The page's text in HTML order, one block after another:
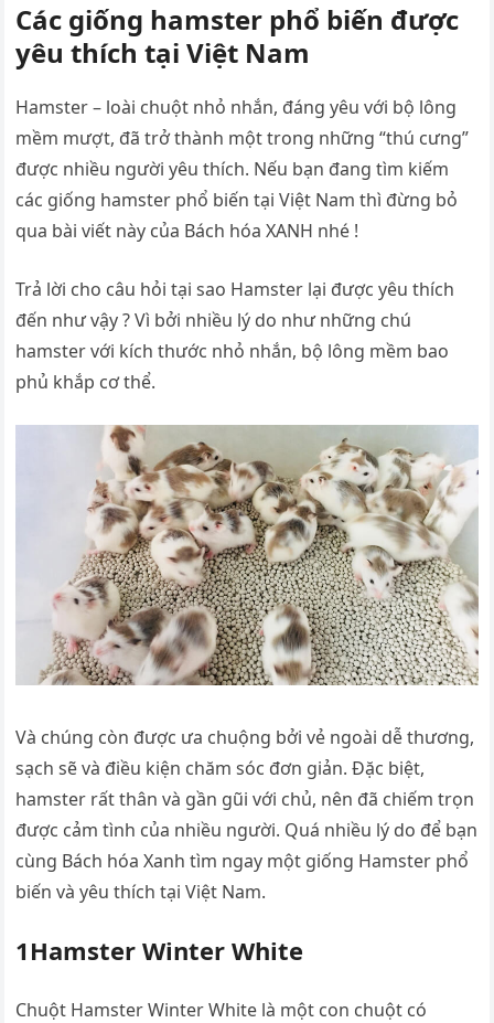
Các giống hamster phổ biến được
yêu thích tại Việt Nam
Hamster – loài chuột nhỏ nhắn, đáng yêu với bộ lông
mềm mượt, đã trở thành một trong những “thú cưng”
được nhiều người yêu thích. Nếu bạn đang tìm kiếm
các giống hamster phổ biến tại Việt Nam thì đừng bỏ
qua bài viết này của Bách hóa XANH nhé !
Trả lời cho câu hỏi tại sao Hamster lại được yêu thích
đến như vậy ? Vì bởi nhiều lý do như những chú
hamster với kích thước nhỏ nhắn, bộ lông mềm bao
phủ khắp cơ thể.
Và chúng còn được ưa chuộng bởi vẻ ngoài dễ thương,
sạch sẽ và điều kiện chăm sóc đơn giản. Đặc biệt,
hamster rất thân và gần gũi với chủ, nên đã chiếm trọn
được cảm tình của nhiều người. Quá nhiều lý do để bạn
cùng Bách hóa Xanh tìm ngay một giống Hamster phổ
biến và yêu thích tại Việt Nam.
1Hamster Winter White
Chuột Hamster Winter White là một con chuột có